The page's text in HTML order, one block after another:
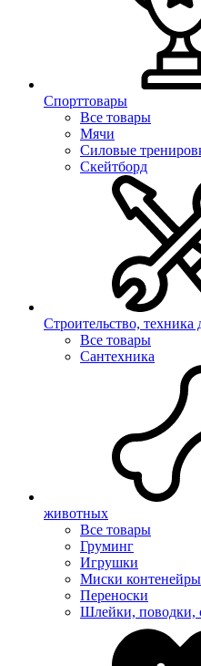
Спорттовары
Все товары
Мячи
Силовые
Скейтборд
Строительство, техника
Все товары
Сантехника
животных
Все товары
Груминг
Игрушки
Миски контенейры
Переноски
Шлейки, поводки,